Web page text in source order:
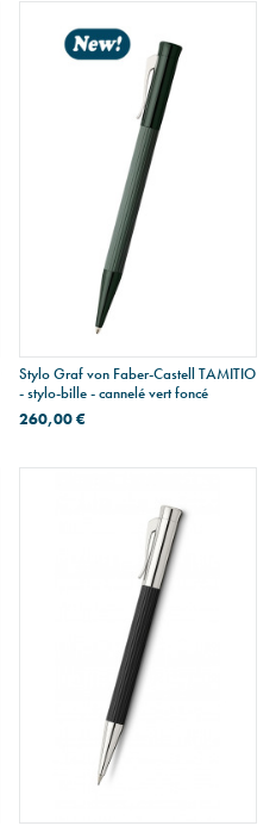
Stylo Graf von Faber-Castell TAMITIO
- stylo-bille - cannelé vert foncé
260,00 €